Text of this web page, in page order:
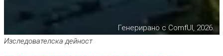
Генерирано с ComfUI, 2026.
Изследователска дейност